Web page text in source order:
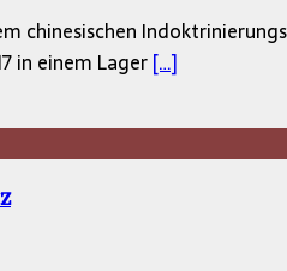
chinesischen
in einem Lager[…]